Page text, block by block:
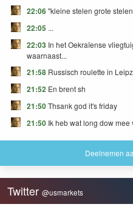
22:06"kleine stelen grote
22:05 ...
22:03 In het Oekraïense
waarnaast...
21:58 Russisch roulette in
21:52 En brent sh
21:50Thsank god it's friday
21:50 Ik heb wat long dow mee
Deelnemen
Twitter @usmarkets